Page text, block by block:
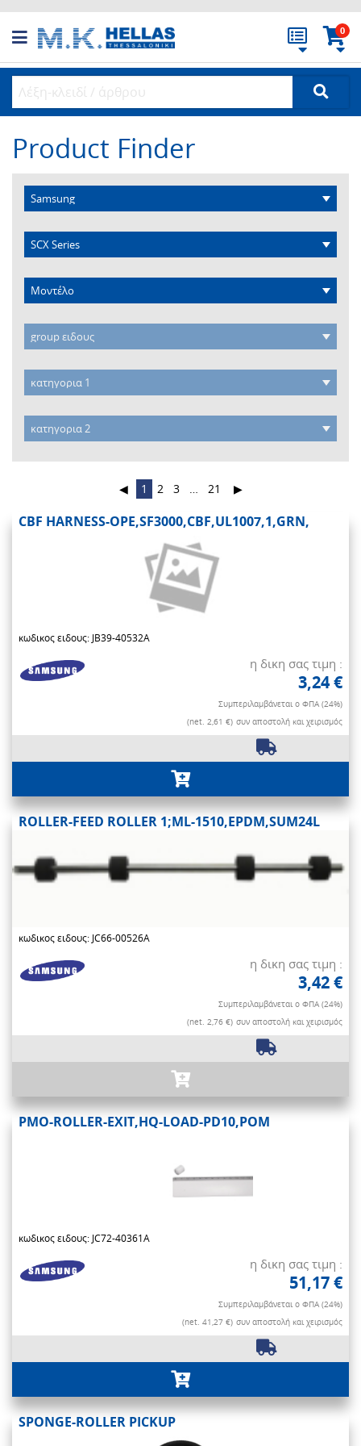
0
Product Finder
◀ 1 2 3 … 21 ▶
CBF HARNESS-OPE,SF3000,CBF,UL1007,1,GRN,
κωδικος ειδους: JB39-40532A
η δικη σας τιμη :
3,24 €
Συμπεριλαμβάνεται ο ΦΠΑ (24%)
(net. 2,61 €) συν αποστολή και χειρισμός
ROLLER-FEED ROLLER 1;ML-1510,EPDM,SUM24L
κωδικος ειδους: JC66-00526A
η δικη σας τιμη :
3,42 €
Συμπεριλαμβάνεται ο ΦΠΑ (24%)
(net. 2,76 €) συν αποστολή και χειρισμός
PMO-ROLLER-EXIT,HQ-LOAD-PD10,POM
κωδικος ειδους: JC72-40361A
η δικη σας τιμη :
51,17 €
Συμπεριλαμβάνεται ο ΦΠΑ (24%)
(net. 41,27 €) συν αποστολή και χειρισμός
SPONGE-ROLLER PICKUP